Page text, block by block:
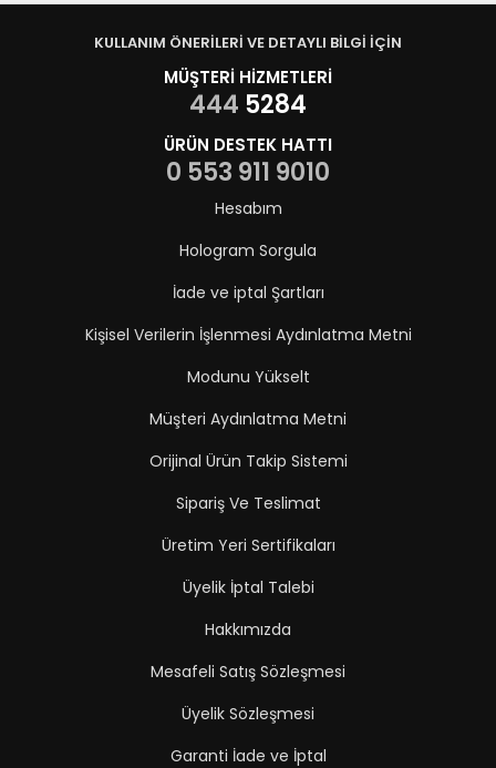
KULLANIM ÖNERİLERİ VE DETAYLI BİLGİ İÇİN
MÜŞTERİ HİZMETLERİ
444 5284
ÜRÜN DESTEK HATTI
0 553 911 9010
Hesabım
Hologram Sorgula
İade ve iptal Şartları
Kişisel Verilerin İşlenmesi Aydınlatma Metni
Modunu Yükselt
Müşteri Aydınlatma Metni
Orijinal Ürün Takip Sistemi
Sipariş Ve Teslimat
Üretim Yeri Sertifikaları
Üyelik İptal Talebi
Hakkımızda
Mesafeli Satış Sözleşmesi
Üyelik Sözleşmesi
Garanti İade ve İptal